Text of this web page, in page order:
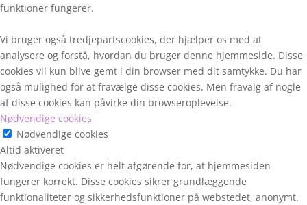
funktioner fungerer.
Vi bruger også tredjepartscookies, der hjælper os med at
analysere og forstå, hvordan du bruger denne hjemmeside. Disse
cookies vil kun blive gemt i din browser med dit samtykke. Du har
også mulighed for at fravælge disse cookies. Men fravalg af nogle
af disse cookies kan påvirke din browseroplevelse.
Nødvendige cookies
Nødvendige cookies
Altid aktiveret
Nødvendige cookies er helt afgørende for, at hjemmesiden
fungerer korrekt. Disse cookies sikrer grundlæggende
funktionaliteter og sikkerhedsfunktioner på webstedet, anonymt.